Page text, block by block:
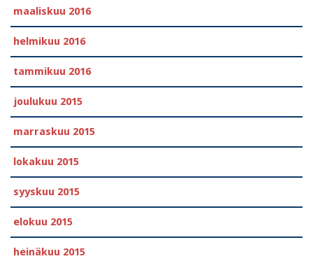
maaliskuu 2016
helmikuu 2016
tammikuu 2016
joulukuu 2015
marraskuu 2015
lokakuu 2015
syyskuu 2015
elokuu 2015
heinäkuu 2015